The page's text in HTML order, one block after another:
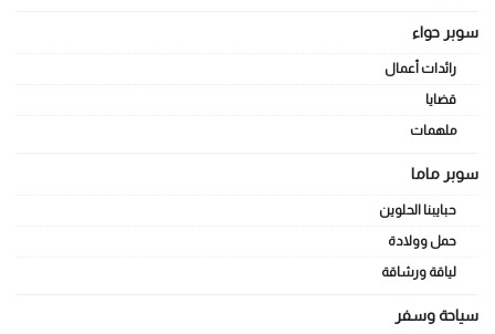
سوبر حواء
رائدات أعمال
قضايا
ملهمات
سوبر ماما
حبايبنا الحلوين
حمل وولادة
لياقة ورشاقة
سياحة وسفر